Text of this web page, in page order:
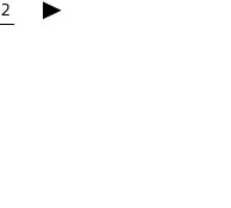
2